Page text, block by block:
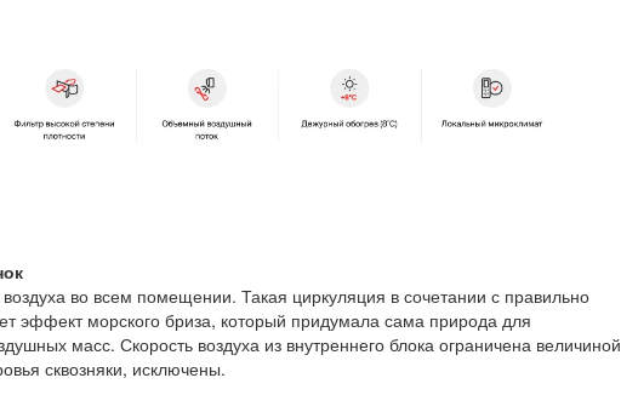
во всем помещении. Такая циркуляция в сочетании с правильно
эффект морского бриза, который придумала сама природа для
масс. Скорость воздуха из внутреннего блока ограничена величиной
сквозняки, исключены.